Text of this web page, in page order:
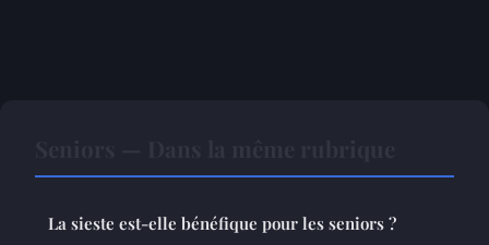
La sieste est-elle bénéfique pour les seniors ?